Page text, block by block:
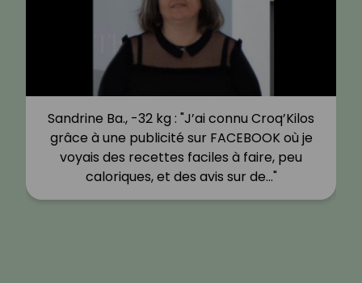
Sandrine Ba., -32 kg : "J’ai connu Croq’Kilos
grâce à une publicité sur FACEBOOK où je
voyais des recettes faciles à faire, peu
caloriques, et des avis sur de…"